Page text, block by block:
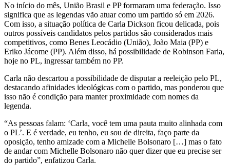
No início do mês, União Brasil e PP formaram uma federação. Isso
significa que as legendas vão atuar como um partido só em 2026.
Com isso, a situação política de Carla Dickson ficou delicada, pois
outros possíveis candidatos pelos partidos são considerados mais
competitivos, como Benes Leocádio (União), João Maia (PP) e
Eriko Jácome (PP). Além disso, há possibilidade de Robinson Faria,
hoje no PL, ingressar também no PP.
Carla não descartou a possibilidade de disputar a reeleição pelo PL,
destacando afinidades ideológicas com o partido, mas ponderou que
isso não é condição para manter proximidade com nomes da
legenda.
“As pessoas falam: ‘Carla, você tem uma pauta muito alinhada com
o PL’. E é verdade, eu tenho, eu sou de direita, faço parte da
oposição, tenho amizade com a Michelle Bolsonaro […] mas o fato
de andar com Michelle Bolsonaro não quer dizer que eu precise ser
do partido”, enfatizou Carla.